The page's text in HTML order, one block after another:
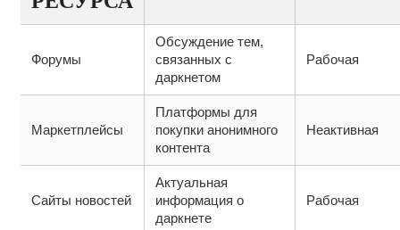
Форумы
Обсуждение тем,
связанных с
даркнетом
Рабочая
Маркетплейсы
Платформы для
покупки анонимного
контента
Неактивная
Сайты новостей
Актуальная
информация о
даркнете
Рабочая